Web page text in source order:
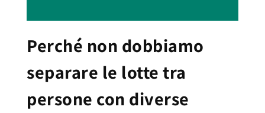
Perché non dobbiamo
separare le lotte tra
persone con diverse